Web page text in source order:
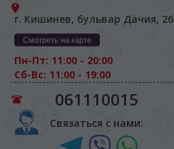
г. Кишинев, бульвар Дачия,
Смотреть на карте
Пн-Пт: 11:00 - 20:00
Сб-Вс: 11:00 - 19:00
061110015
Связаться с нами: